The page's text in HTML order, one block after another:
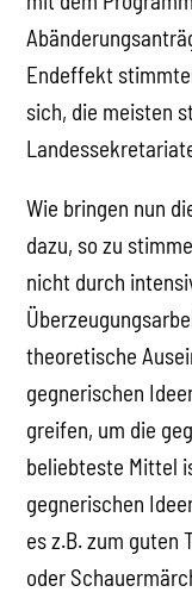
Endeffekt
sich, die meisten
Wie bringen nun
dazu, so zu
nicht durch
theoretische
gegnerischen
greifen, um die
beliebteste Mittel
gegnerischen
es z.B. zum guten
oder